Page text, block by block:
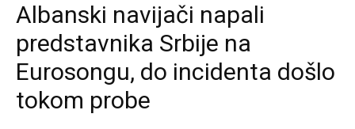
Albanski navijači napali
predstavnika Srbije na
Eurosongu, do incidenta došlo
tokom probe